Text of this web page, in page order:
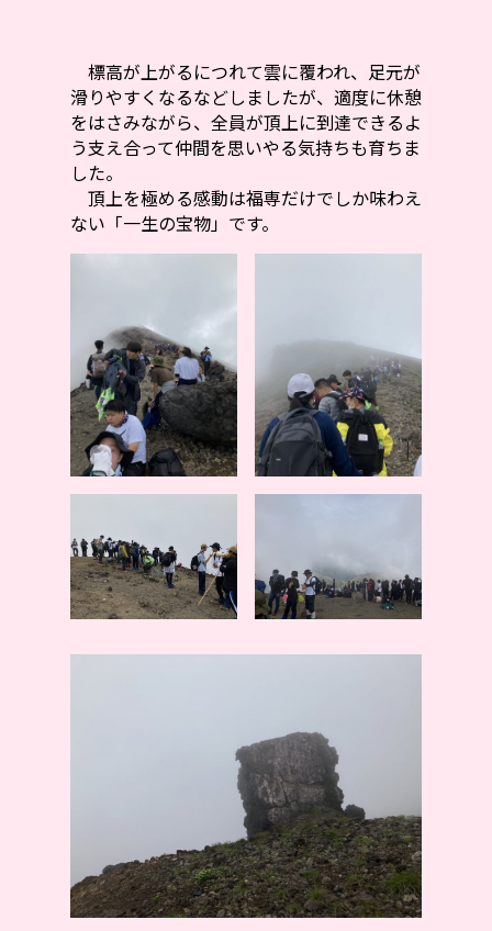
標高が上がるにつれて雲に覆われ、足元が
滑りやすくなるなどしましたが、適度に休憩
をはさみながら、全員が頂上に到達できるよ
う支え合って仲間を思いやる気持ちも育ちま
した。
頂上を極める感動は福専だけでしか味わえ
ない「一生の宝物」です。